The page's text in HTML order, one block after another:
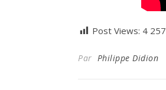
Post Views: 4 257
Par Philippe Didion